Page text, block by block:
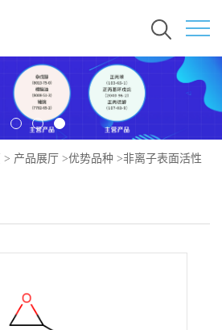
> 产品展厅 >优势品种 >非离子表面活性